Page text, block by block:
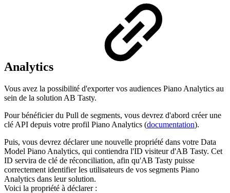
Analytics
Vous avez la possibilité d'exporter vos audiences Piano Analytics au
sein de la solution AB Tasty.
Pour bénéficier du Pull de segments, vous devrez d'abord créer une
clé API depuis votre profil Piano Analytics (documentation).
Puis, vous devrez déclarer une nouvelle propriété dans votre Data
Model Piano Analytics, qui contiendra l'ID visiteur d'AB Tasty. Cet
ID servira de clé de réconciliation, afin qu'AB Tasty puisse
correctement identifier les utilisateurs de vos segments Piano
Analytics dans leur solution.
Voici la propriété à déclarer :